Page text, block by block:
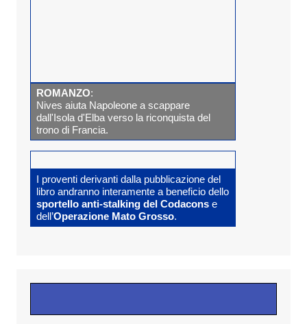
ROMANZO:
Nives aiuta Napoleone a scappare
dall'Isola d'Elba verso la riconquista del
trono di Francia.
I proventi derivanti dalla pubblicazione del
libro andranno interamente a beneficio dello
sportello anti-stalking del Codaconse
dell’Operazione Mato Grosso.